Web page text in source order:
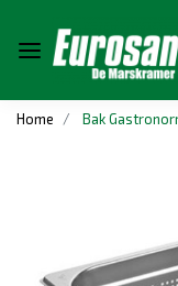
Home Bak